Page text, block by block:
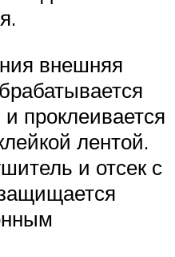
внешняя
проклеивается
лентой.
и отсек с